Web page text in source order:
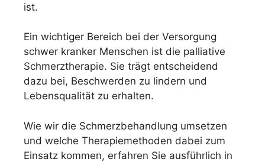
ist.
Ein wichtiger Bereich bei der Versorgung
schwer kranker Menschen ist die palliative
Schmerztherapie. Sie trägt entscheidend
dazu bei, Beschwerden zu lindern und
Lebensqualität zu erhalten.
Wie wir die Schmerzbehandlung umsetzen
und welche Therapiemethoden dabei zum
Einsatz kommen, erfahren Sie ausführlich in